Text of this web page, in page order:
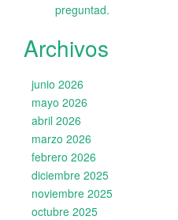
preguntad.
Archivos
junio 2026
mayo 2026
abril 2026
marzo 2026
febrero 2026
diciembre 2025
noviembre 2025
octubre 2025